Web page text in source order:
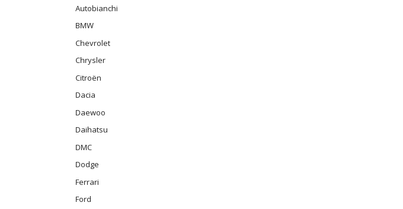
Autobianchi
BMW
Chevrolet
Chrysler
Citroën
Dacia
Daewoo
Daihatsu
DMC
Dodge
Ferrari
Ford